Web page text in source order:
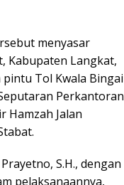
menyasar
Kabupaten Langkat,
Tol Kwala Bingai
Perkantoran
Hamzah Jalan
S.H., dengan
pelaksanaannya,